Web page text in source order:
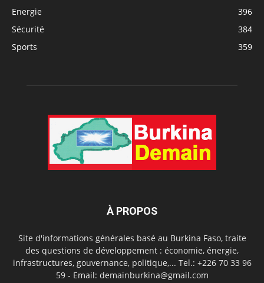
Energie
396
Sécurité
384
Sports
359
À PROPOS
Site d'informations générales basé au Burkina Faso, traite
des questions de développement : économie, énergie,
infrastructures, gouvernance, politique,... Tel.: +226 70 33 96
59 - Email: demainburkina@gmail.com